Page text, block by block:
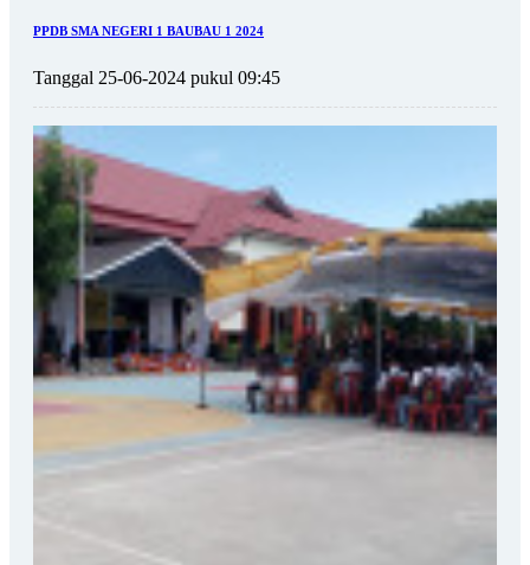
PPDB SMA NEGERI 1 BAUBAU 1 2024
Tanggal 25-06-2024 pukul 09:45